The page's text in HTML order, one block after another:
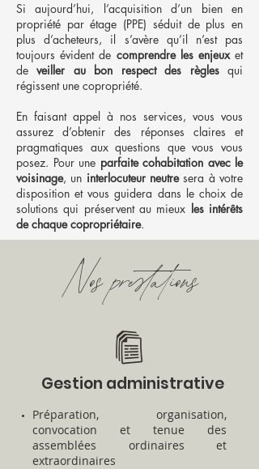
Si aujourd’hui, l’acquisition d’un bien en
propriété par étage (PPE) séduit de plus en
plus d’acheteurs, il s’avère qu’il n’est pas
toujours évident de comprendre les enjeux et
deveiller au bon respect des règlesqui
régissent une copropriété.
En faisant appel à nos services, vous vous
assurez d’obtenir des réponses claires et
pragmatiques aux questions que vous vous
posez. Pour une parfaite cohabitation avec le
voisinage, un interlocuteur neutresera à votre
disposition et vous guidera dans le choix de
solutions qui préservent au mieux les intérêts
de chaque copropriétaire.
Nos prestations
Gestion administrative
Préparation, organisation,
convocation et tenue des
assemblées ordinaires et
extraordinaires